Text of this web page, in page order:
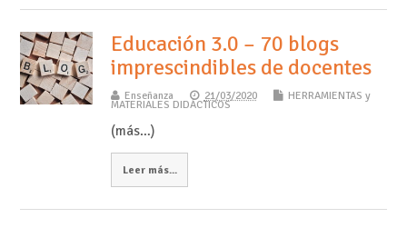
Educación 3.0 – 70 blogs
imprescindibles de docentes
Enseñanza 21/03/2020 HERRAMIENTAS y
MATERIALES DIDÁCTICOS
(más…)
Leer más...